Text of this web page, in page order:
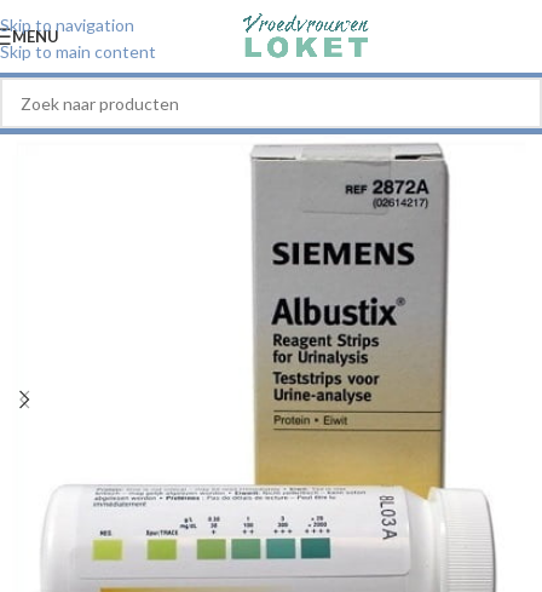
Skip to navigation
Skip to main content
MENU